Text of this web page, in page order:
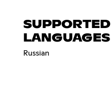
SUPPORTED
LANGUAGES
Russian